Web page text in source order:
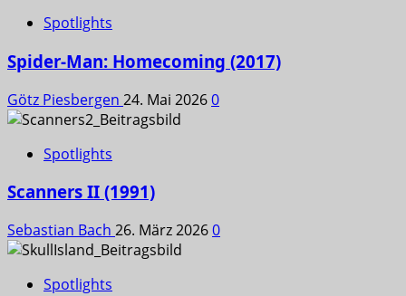
Spotlights
Spider-Man: Homecoming (2017)
Götz Piesbergen 24. Mai 20260
Spotlights
Scanners II (1991)
Sebastian Bach 26. März 20260
Spotlights